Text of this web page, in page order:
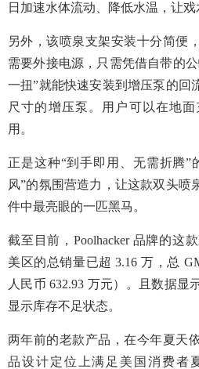
日加速水体流动、降低水温，让戏
另外，该喷泉支架安装十分简便
需要外接电源，只需凭借自带的
一扭”就能快速安装到增压泵的回
尺寸的增压泵。用户可以在地
用。
正是这种“到手即用、无需折腾”
风”的氛围营造力，让这款双头喷
件中最亮眼的一匹黑马。
截至目前，Poolhacker 品牌的这
美区的总销量已超 3.16 万，总
人民币 632.93 万元）。且数据显
显示库存不足状态。
两年前的老款产品，在今年夏天
品设计定位上满足美国消费者